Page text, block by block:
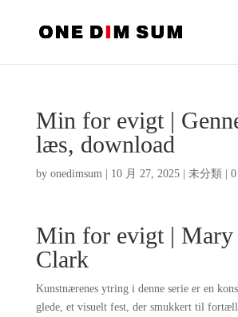
Min for evigt |
læs, download
by onedimsum| 10 月 27, 2025| 未分類
Min for evigt |
Clark
Kunstnærenes ytring i denne serie er en
glede, et visuelt fest, der smukkert til